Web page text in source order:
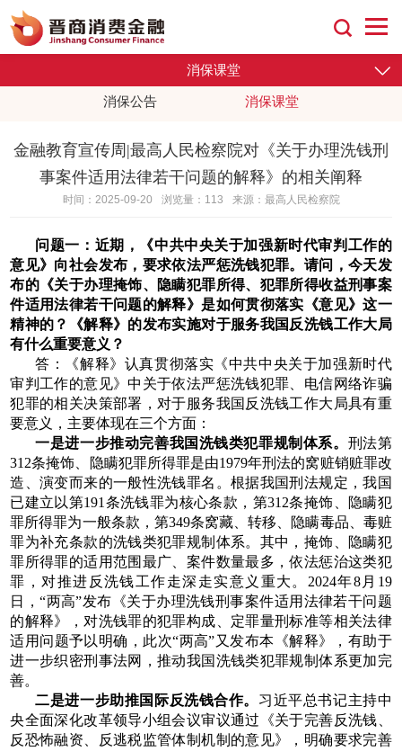
消保课堂
消保公告 消保课堂
金融教育宣传周|最高人民检察院对《关于办理洗钱刑
事案件适用法律若干问题的解释》的相关阐释
时间：2025-09-20 浏览量：113 来源：最高人民检察院
问题一：近期，《中共中央关于加强新时代审判工作的
意见》向社会发布，要求依法严惩洗钱犯罪。请问，今天发
布的《关于办理掩饰、隐瞒犯罪所得、犯罪所得收益刑事案
件适用法律若干问题的解释》是如何贯彻落实《意见》这一
精神的？《解释》的发布实施对于服务我国反洗钱工作大局
有什么重要意义？
答：《解释》认真贯彻落实《中共中央关于加强新时代
审判工作的意见》中关于依法严惩洗钱犯罪、电信网络诈骗
犯罪的相关决策部署，对于服务我国反洗钱工作大局具有重
要意义，主要体现在三个方面：
一是进一步推动完善我国洗钱类犯罪规制体系。 刑法第
312条掩饰、隐瞒犯罪所得罪是由1979年刑法的窝赃销赃罪改
造、演变而来的一般性洗钱罪名。根据我国刑法规定，我国
已建立以第191条洗钱罪为核心条款，第312条掩饰、隐瞒犯
罪所得罪为一般条款，第349条窝藏、转移、隐瞒毒品、毒赃
罪为补充条款的洗钱类犯罪规制体系。其中，掩饰、隐瞒犯
罪所得罪的适用范围最广、案件数量最多，依法惩治这类犯
罪，对推进反洗钱工作走深走实意义重大。2024年8月19
日，“两高”发布《关于办理洗钱刑事案件适用法律若干问题
的解释》，对洗钱罪的犯罪构成、定罪量刑标准等相关法律
适用问题予以明确，此次“两高”又发布本《解释》，有助于
进一步织密刑事法网，推动我国洗钱类犯罪规制体系更加完
善。
二是进一步助推国际反洗钱合作。 习近平总书记主持中
央全面深化改革领导小组会议审议通过《关于完善反洗钱、
反恐怖融资、反逃税监管体制机制的意见》，明确要求完善